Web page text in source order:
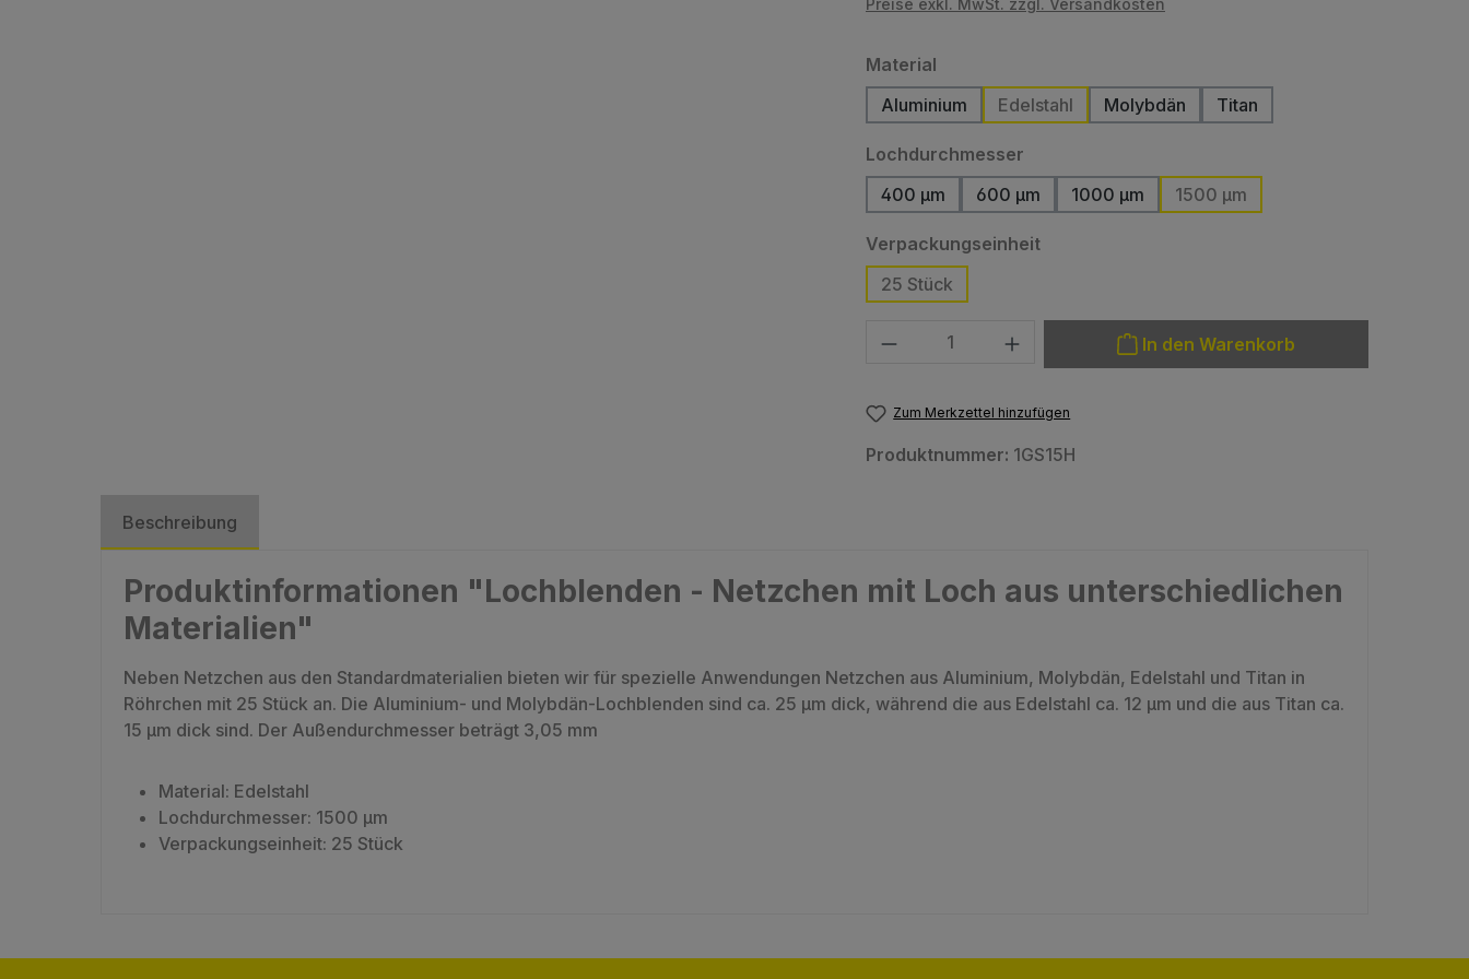
Preise exkl. MwSt. zzgl. Versandkosten
Material
Aluminium
Edelstahl Molybdän Titan
Lochdurchmesser
400 µm
(Diese Option ist zurzeit nicht verfügbar.)
600 µm
(Diese Option ist zurzeit nicht verfügbar.)
1000 µm 1500 µm
Verpackungseinheitauswählen
25 Stück
Produkt Anzahl: Gib den gewünschten Wert ein oder benutze die
In den Warenkorb
Zum Merkzettel hinzufügen
Produktnummer: 1GS15H
Beschreibung
Produktinformationen "Lochblenden - Netzchen mit Loch aus unterschiedlichen
Materialien"
Neben Netzchen aus den Standardmaterialien bieten wir für spezielle Anwendungen Netzchen aus Aluminium, Molybdän, Edelstahl und Titan in
Röhrchen mit 25 Stück an. Die Aluminium- und Molybdän-Lochblenden sind ca. 25 µm dick, während die aus Edelstahl ca. 12 µm und die aus Titan ca.
15 µm dick sind. Der Außendurchmesser beträgt 3,05 mm
Material: Edelstahl
Lochdurchmesser: 1500 µm
Verpackungseinheit: 25 Stück